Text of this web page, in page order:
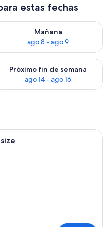
estas fechas
ago 7 - ago 8
Mañana
ago 8 - ago 9
la disponibilidad
fin de semana ago 7 -
Próximo fin de semana
ago 14 - ago 16
la disponibilidad
habitación de hotel con una